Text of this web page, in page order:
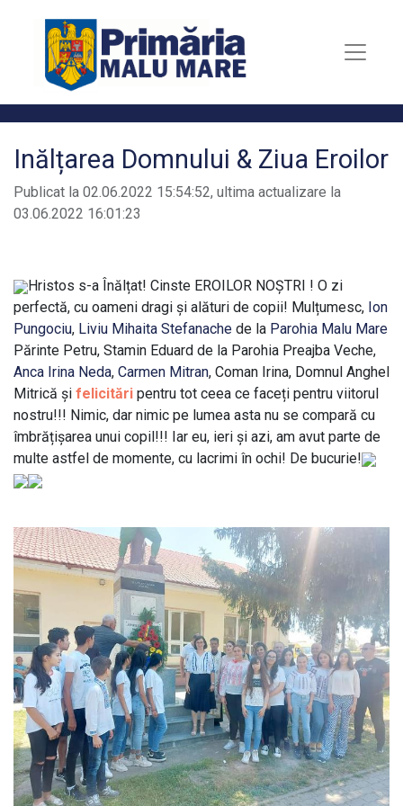
Inălțarea Domnului & Ziua Eroilor
Publicat la 02.06.2022 15:54:52, ultima actualizare la
03.06.2022 16:01:23
Hristos s-a Înălțat! Cinste EROILOR NOȘTRI ! O zi
perfectă, cu oameni dragi și alături de copii! Mulțumesc, Ion
Pungociu, Liviu Mihaita Stefanache de la Parohia Malu Mare
Părinte Petru, Stamin Eduard de la Parohia Preajba Veche,
Anca Irina Neda, Carmen Mitran, Coman Irina, Domnul Anghel
Mitrică și felicitări pentru tot ceea ce faceți pentru viitorul
nostru!!! Nimic, dar nimic pe lumea asta nu se compară cu
îmbrățișarea unui copil!!! Iar eu, ieri și azi, am avut parte de
multe astfel de momente, cu lacrimi în ochi! De bucurie!